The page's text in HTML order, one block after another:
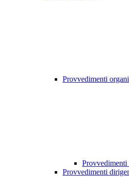
Provvedimenti
Provvedimenti